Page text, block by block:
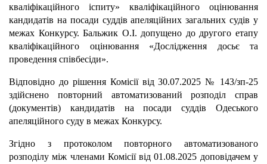
кваліфікаційного іспиту» кваліфікаційного оцінювання
кандидатів на посади суддів апеляційних загальних судів у
межах Конкурсу. Бальжик О.І. допущено до другого етапу
кваліфікаційного оцінювання «Дослідження досьє та
проведення співбесіди».
Відповідно до рішення Комісії від 30.07.2025 № 143/зп-25
здійснено повторний автоматизований розподіл справ
(документів) кандидатів на посади суддів Одеського
апеляційного суду в межах Конкурсу.
Згідно з протоколом повторного автоматизованого
розподілу між членами Комісії від 01.08.2025 доповідачем у